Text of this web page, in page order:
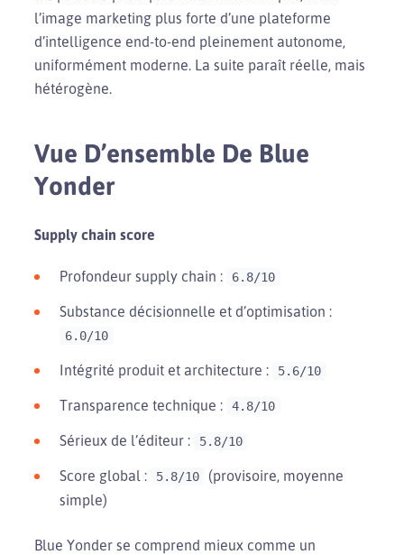
l’image marketing plus forte d’une plateforme
d’intelligence end-to-end pleinement autonome,
uniformément moderne. La suite paraît réelle, mais
hétérogène.
Vue D’ensemble De Blue
Yonder
Supply chain score
Profondeur supply chain : 6.8/10
Substance décisionnelle et d’optimisation :
6.0/10
Intégrité produit et architecture : 5.6/10
Transparence technique : 4.8/10
Sérieux de l’éditeur : 5.8/10
Score global : 5.8/10
(provisoire, moyenne
simple)
Blue Yonder se comprend mieux comme un